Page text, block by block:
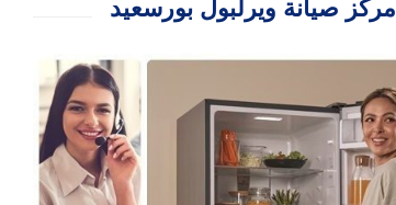
مركز صيانة ويرلبول بورسعيد